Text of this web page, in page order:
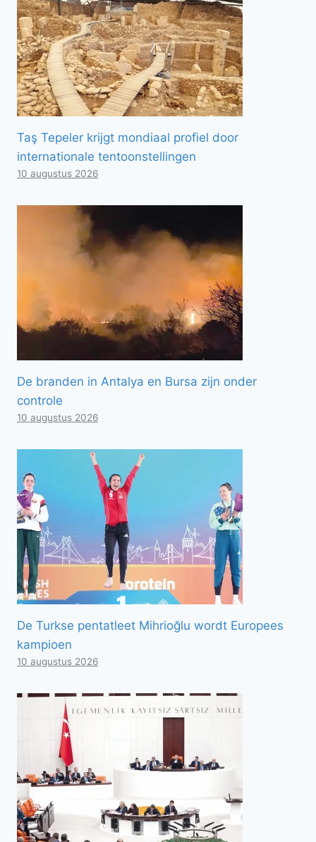
Taş Tepeler krijgt mondiaal profiel door
internationale tentoonstellingen
10 augustus 2026
De branden in Antalya en Bursa zijn onder
controle
10 augustus 2026
De Turkse pentatleet Mihrioğlu wordt Europees
kampioen
10 augustus 2026